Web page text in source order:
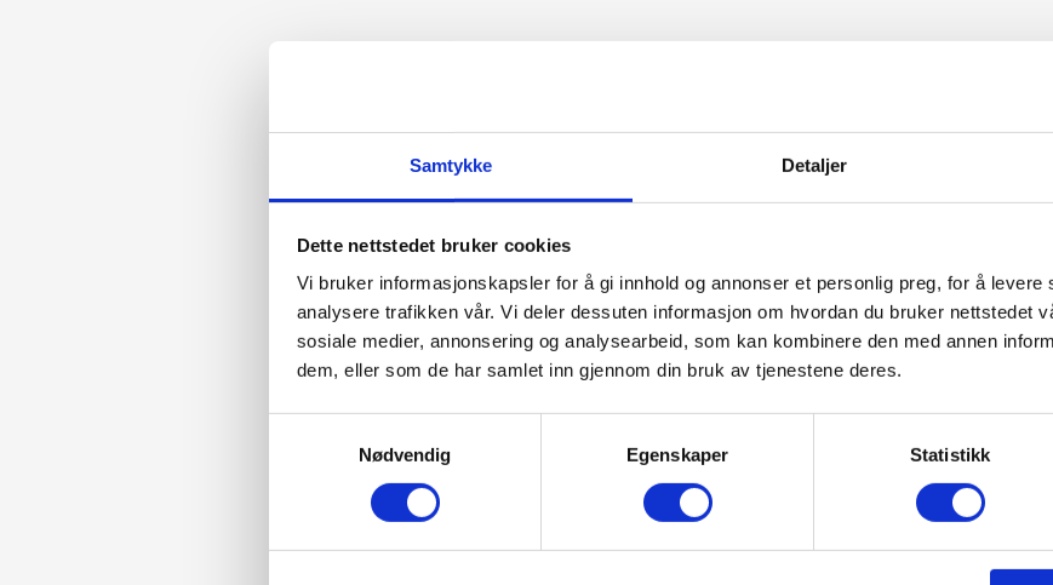
Samtykke Detaljer
Dette nettstedet bruker cookies
Vi bruker informasjonskapsler for å gi innhold og annonser et personlig preg, for å
analysere trafikken vår. Vi deler dessuten informasjon om hvordan du bruker nettstedet
sosiale medier, annonsering og analysearbeid, som kan kombinere den med annen
dem, eller som de har samlet inn gjennom din bruk av tjenestene deres.
Nødvendig
Egenskaper Statistikk